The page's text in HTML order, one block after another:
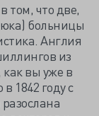
том, что две,
больницы
Англия
из
как вы уже в
1842 году с